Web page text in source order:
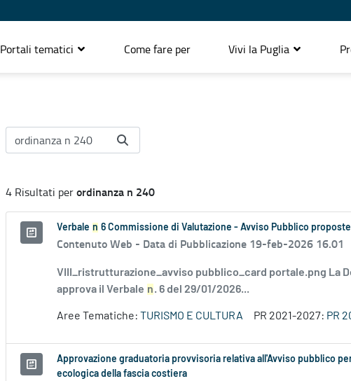
Portali tematici Come fare per Vivi la Puglia
4 Risultati perordinanza n 240
Verbale n 6 Commissione di Valutazione - Avviso Pubblico
Contenuto Web - Data di Pubblicazione 19-feb-2026 16.01
VIII_ristrutturazione_avviso pubblico_card portale.png La
approva il Verbale n. 6 del 29/01/2026...
Aree Tematiche: TURISMO E CULTURA PR 2021-2027: PR
Approvazione graduatoria provvisoria relativa all'Avviso pubblico
ecologica della fascia costiera